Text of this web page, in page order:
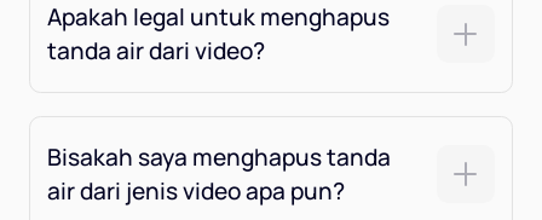
Apakah legal untuk menghapus
tanda air dari video?
Bisakah saya menghapus tanda
air dari jenis video apa pun?